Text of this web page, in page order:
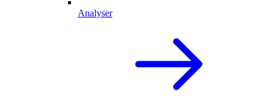
Analyser